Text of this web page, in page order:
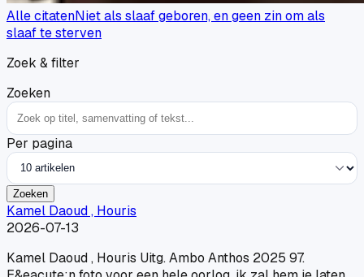
Alle citatenNiet als slaaf geboren, en geen zin om als
slaaf te sterven
Zoek & filter
Zoeken
Per pagina
Zoeken
Kamel Daoud , Houris
2026-07-13
Kamel Daoud , Houris Uitg. Ambo Anthos 2025 97.